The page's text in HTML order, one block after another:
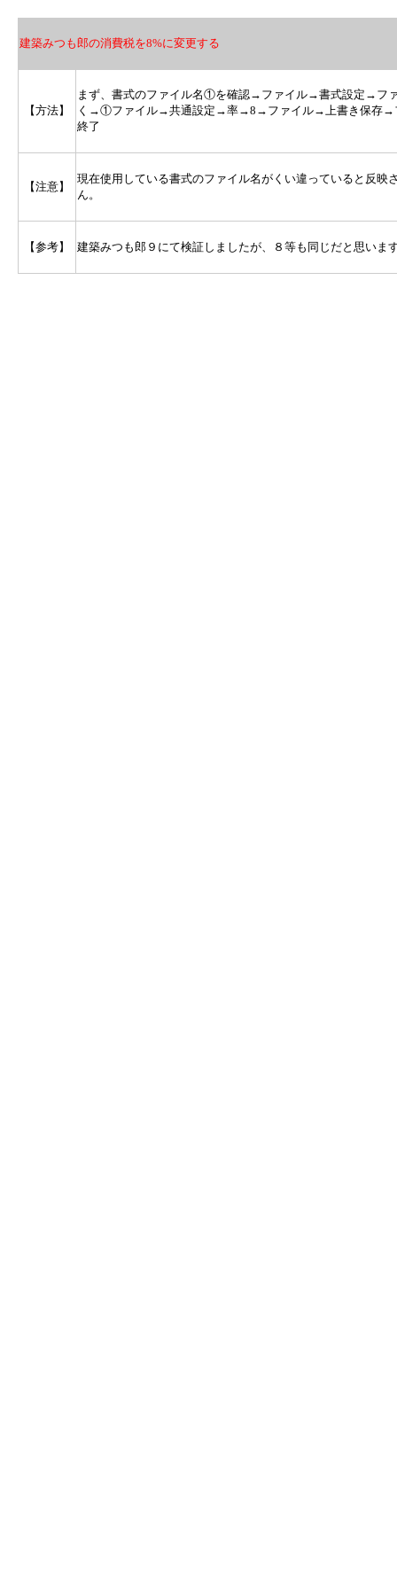
建築みつも郎の消費税を8%に変更する
【方法】
まず、書式のファイル名①を確認→ファイル→書式設定→フ
く→①ファイル→共通設定→率→8→ファイル→上書き保存→
終了
【注意】
現在使用している書式のファイル名がくい違っていると反映
ん。
【参考】 建築みつも郎９にて検証しましたが、８等も同じだと思いま